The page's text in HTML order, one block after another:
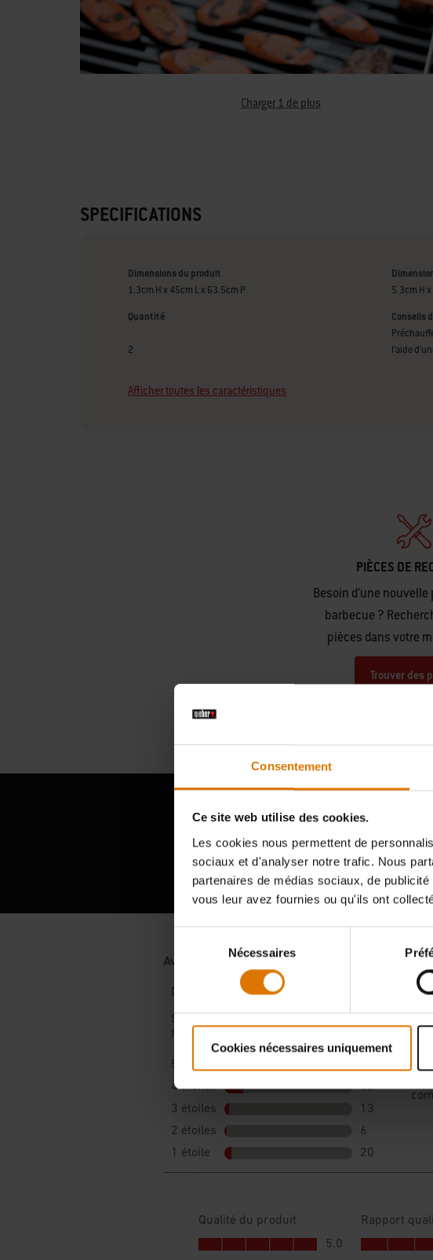
Consentement
Ce site web utilise des cookies.
Les cookies nous permettent de
sociaux et d'analyser notre trafic. Nous
partenaires de médias sociaux, de
vous leur avez fournies ou qu'ils ont
consentement
Nécessaires
Cookies nécessaires uniquement
Charger 1 de plus
SPECIFICATIONS
Dimensions du produit
1.3cm H x 45cm L x 63.5cm P
5.3cm H
Quantité
2
Conseils
l’aide
Afficher toutes les caractéristiques
PIÈCES DE
Besoin d’une
barbecue ?
pièces dans votre
Trouver des